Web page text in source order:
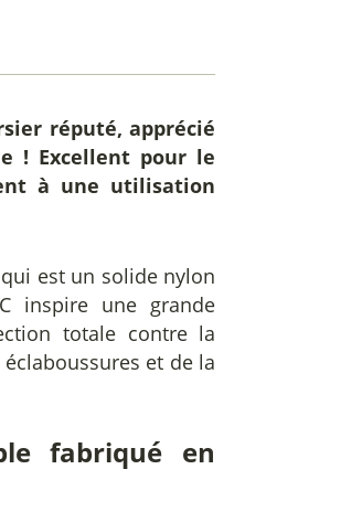
réputé, apprécié
! Excellent pour le
à une utilisation
est un solide nylon
inspire une grande
totale contre la
et de la
fabriqué en